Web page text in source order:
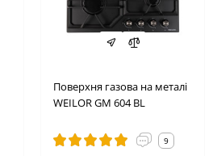
Поверхня газова на металі
WEILOR GM 604 BL
9